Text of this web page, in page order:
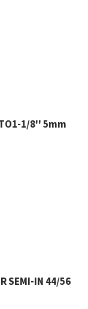
1/8'' 5mm
SEMI-IN 44/56